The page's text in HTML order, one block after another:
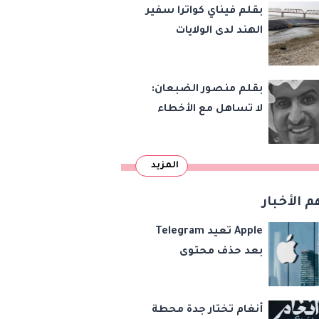
بقلم فيناي كواترا سفير
الهند لدى الولايات
وقت طويل من تعليق
الهند العمل بها
بقلم منصور الضبعان:
لا تساهل مع الأخطاء
المزيد
الأخبار
Apple تعيد Telegram
بعد حذف محتوى
أنغام تختار جدة محطة